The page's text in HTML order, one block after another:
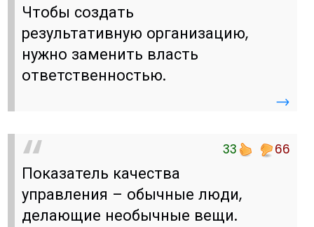
Чтобы создать
результативную организацию,
нужно заменить власть
ответственностью.
→
33 66
Показатель качества
управления – обычные люди,
делающие необычные вещи.